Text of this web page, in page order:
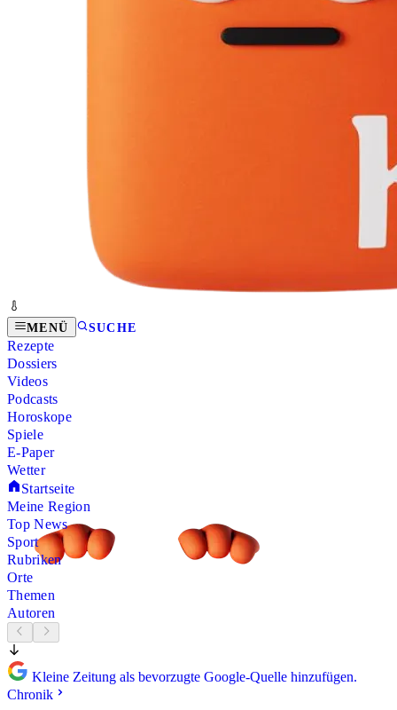
MENÜ SUCHE
Rezepte
Dossiers
Videos
Podcasts
Horoskope
Spiele
E-Paper
Wetter
Startseite
Meine Region
Top News
Sport
Rubriken
Orte
Themen
Autoren
Kleine Zeitung als bevorzugte Google-Quelle hinzufügen.
Chronik